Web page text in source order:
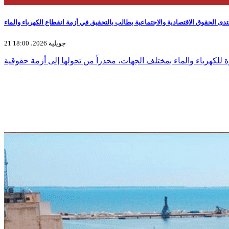
الحقوق الاقتصادية والاجتماعية يطالب بالتحقيق في أزمة انقطاع الكهرباء والماء
21 جويلية 2026، 18:00